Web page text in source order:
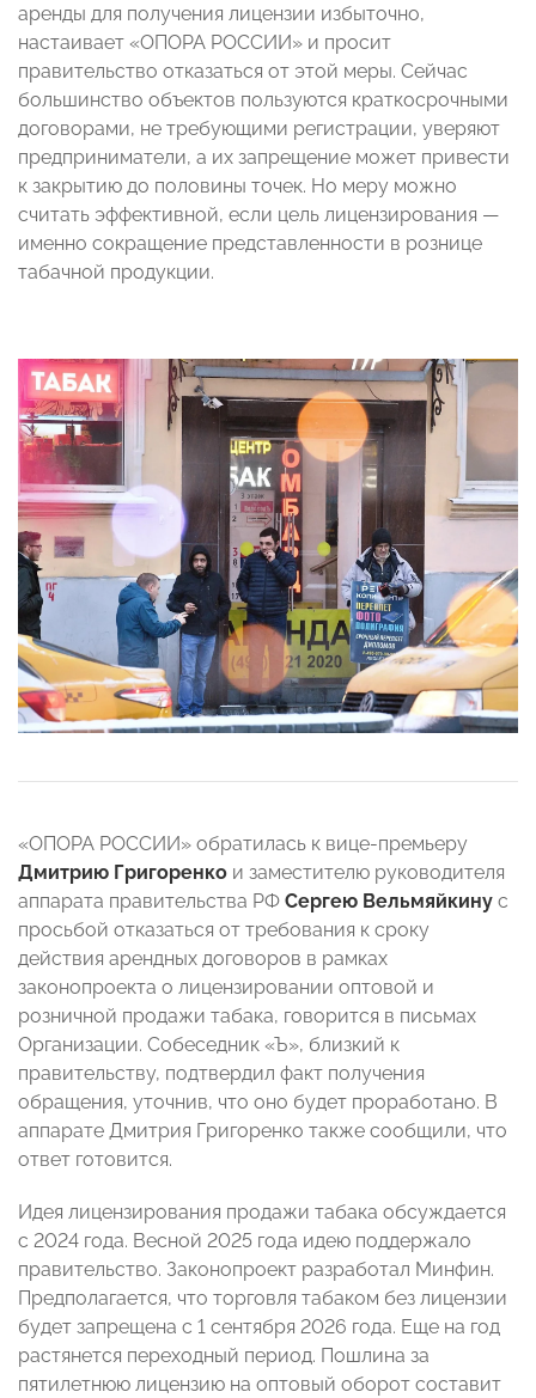
аренды для получения лицензии избыточно,
настаивает «ОПОРА РОССИИ» и просит
правительство отказаться от этой меры. Сейчас
большинство объектов пользуются краткосрочными
договорами, не требующими регистрации, уверяют
предприниматели, а их запрещение может привести
к закрытию до половины точек. Но меру можно
считать эффективной, если цель лицензирования —
именно сокращение представленности в рознице
табачной продукции.
«ОПОРА РОССИИ» обратилась к вице-премьеру
Дмитрию Григоренко и заместителю руководителя
аппарата правительства РФ Сергею Вельмяйкину с
просьбой отказаться от требования к сроку
действия арендных договоров в рамках
законопроекта о лицензировании оптовой и
розничной продажи табака, говорится в письмах
Организации. Собеседник «Ъ», близкий к
правительству, подтвердил факт получения
обращения, уточнив, что оно будет проработано. В
аппарате Дмитрия Григоренко также сообщили, что
ответ готовится.
Идея лицензирования продажи табака обсуждается
с 2024 года. Весной 2025 года идею поддержало
правительство. Законопроект разработал Минфин.
Предполагается, что торговля табаком без лицензии
будет запрещена с 1 сентября 2026 года. Еще на год
растянется переходный период. Пошлина за
пятилетнюю лицензию на оптовый оборот составит